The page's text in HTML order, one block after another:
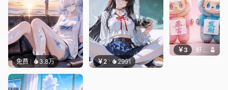
免费 3.8万 ￥2 2991
￥3 好看壁纸